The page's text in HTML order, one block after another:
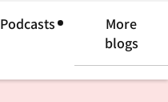
Podcasts
More
blogs